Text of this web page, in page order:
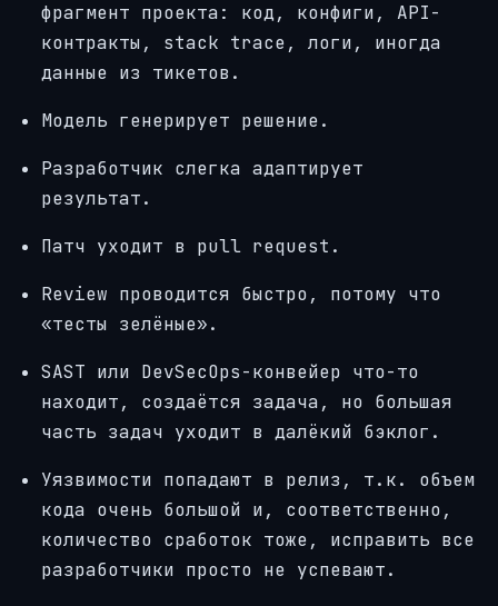
фрагмент проекта: код, конфиги, API-
контракты, stack trace, логи, иногда
данные из тикетов.
Модель генерирует решение.
Разработчик слегка адаптирует
результат.
Патч уходит в pull request.
Review проводится быстро, потому что
«тесты зелёные».
SAST или DevSecOps-конвейер что-то
находит, создаётся задача, но большая
часть задач уходит в далёкий бэклог.
Уязвимости попадают в релиз, т.к. объем
кода очень большой и, соответственно,
количество сработок тоже, исправить все
разработчики просто не успевают.